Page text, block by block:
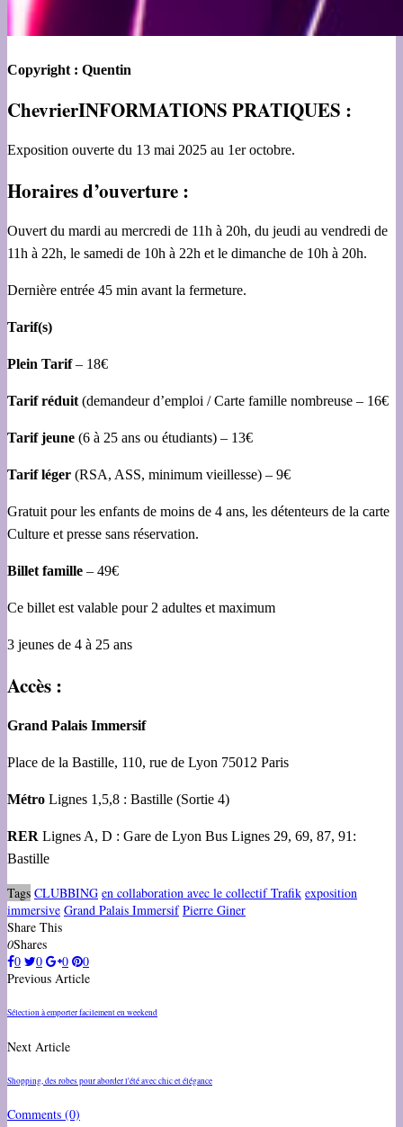
Copyright : Quentin
ChevrierINFORMATIONS PRATIQUES :
Exposition ouverte du 13 mai 2025 au 1er octobre.
Horaires d’ouverture :
Ouvert du mardi au mercredi de 11h à 20h, du jeudi au vendredi de
11h à 22h, le samedi de 10h à 22h et le dimanche de 10h à 20h.
Dernière entrée 45 min avant la fermeture.
Tarif(s)
Plein Tarif– 18€
Tarif réduit (demandeur d’emploi / Carte famille nombreuse – 16€
Tarif jeune (6 à 25 ans ou étudiants) – 13€
Tarif léger (RSA, ASS, minimum vieillesse) – 9€
Gratuit pour les enfants de moins de 4 ans, les détenteurs de la carte
Culture et presse sans réservation.
Billet famille – 49€
Ce billet est valable pour 2 adultes et maximum
3 jeunes de 4 à 25 ans
Accès :
Grand Palais Immersif
Place de la Bastille, 110, rue de Lyon 75012 Paris
Métro Lignes 1,5,8 : Bastille (Sortie 4)
RER Lignes A, D : Gare de Lyon Bus Lignes 29, 69, 87, 91:
Bastille
Tags CLUBBING en collaboration avec le collectif Trafik exposition
immersive Grand Palais Immersif Pierre Giner
Share This
0Shares
0
0 0
0
Previous Article
Sélection à emporter facilement en weekend
Next Article
Shopping, des robes pour aborder l'été avec chic et élégance
Comments (0)